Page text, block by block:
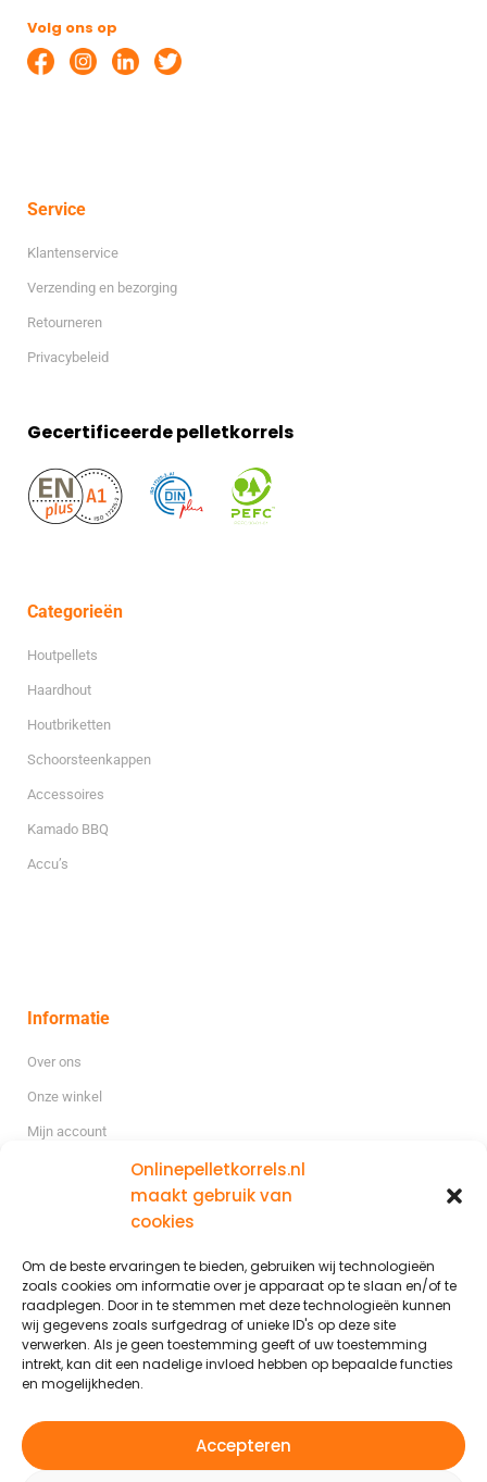
Onlinepelletkorrels.nl
maakt gebruik van
cookies
Om de beste ervaringen te bieden, gebruiken wij technologieën
zoals cookies om informatie over je apparaat op te slaan en/of te
raadplegen. Door in te stemmen met deze technologieën kunnen
wij gegevens zoals surfgedrag of unieke ID's op deze site
verwerken. Als je geen toestemming geeft of uw toestemming
intrekt, kan dit een nadelige invloed hebben op bepaalde functies
en mogelijkheden.
Accepteren
Volg ons op
Service
Klantenservice
Verzending en bezorging
Retourneren
Privacybeleid
Gecertificeerde pelletkorrels
Categorieën
Houtpellets
Haardhout
Houtbriketten
Schoorsteenkappen
Accessoires
Kamado BBQ
Accu’s
Informatie
Over ons
Onze winkel
Mijn account
Levering buiten Nederland is mogelijk op aanvraag.